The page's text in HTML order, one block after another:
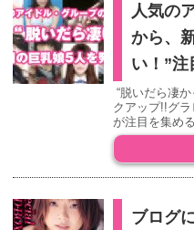
人気の
から、
い！”
“脱いだら凄
クアップ!!グ
が注目を集め
ブログ